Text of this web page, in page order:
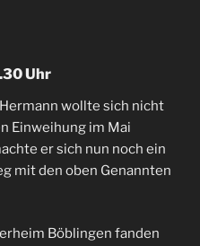
Uhr
wollte sich nicht
Einweihung im Mai
er sich nun noch ein
mit den oben Genannten
Böblingen fanden